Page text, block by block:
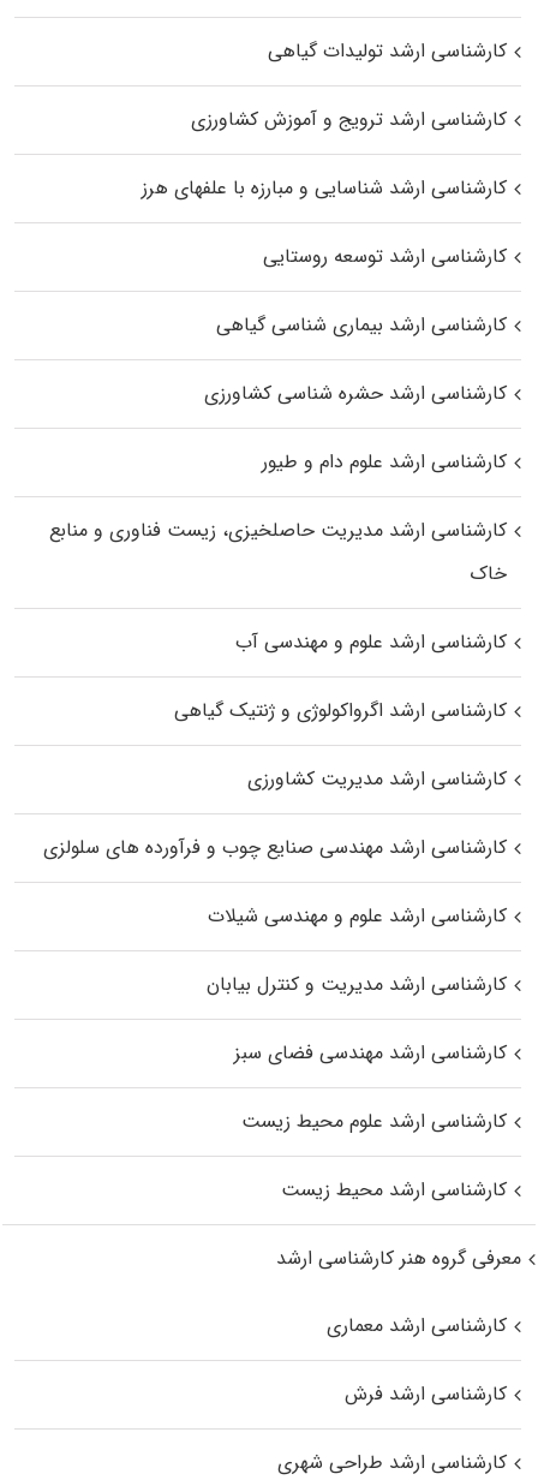
کارشناسی ارشد تولیدات گیاهی
کارشناسی ارشد ترویج و آموزش کشاورزی
کارشناسی ارشد شناسایی و مبارزه با علفهای هرز
کارشناسی ارشد توسعه روستایی
کارشناسی ارشد بیماری‌ شناسی گیاهی
کارشناسی ارشد حشره‌ شناسی کشاورزی
کارشناسی ارشد علوم دام و طیور
کارشناسی ارشد مدیریت حاصلخیزی، زیست فناوری و منابع
خاک
کارشناسی ارشد علوم و مهندسی آب
کارشناسی ارشد اگرواکولوژی و ژنتیک گیاهی
کارشناسی ارشد مدیریت کشاورزی
کارشناسی ارشد مهندسی صنایع چوب و فرآورده‌ های سلولزی
کارشناسی ارشد علوم و مهندسی شیلات
کارشناسی ارشد مدیریت و کنترل بیابان
کارشناسی ارشد مهندسی فضای سبز
کارشناسی ارشد علوم محیط‌ زیست
کارشناسی ارشد محیط زیست
معرفی گروه هنر کارشناسی ارشد
کارشناسی ارشد معماری
کارشناسی ارشد فرش
کارشناسی ارشد طراحی شهری